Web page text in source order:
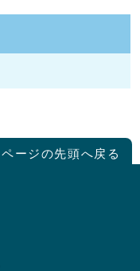
ページの先頭へ戻る